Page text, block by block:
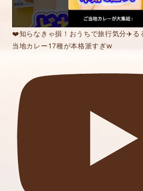
❤️知らなきゃ損！おうちで旅行気分✈️る
当地カレー17種が本格派すぎw